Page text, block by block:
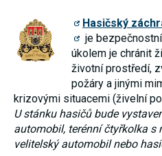
Hasičský
je
úkolem je chránit
životní prostředí,
požáry a jinými
krizovými situacemi (živelní
U stánku hasičů bude
automobil, terénní čtyřkolka s
velitelský automobil nebo